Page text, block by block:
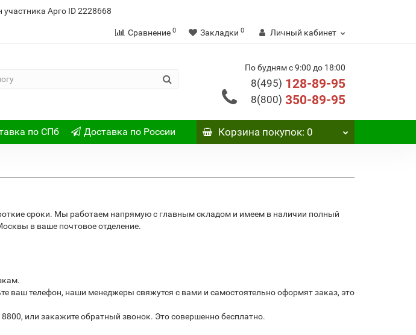
участника Арго ID 2228668
Сравнение 0 Закладки 0 Личный кабинет
По будням с 9:00 до 18:00
8(495) 128-89-95
8(800) 350-89-95
по СПб Доставка по России Корзинапокупок: 0
сроки. Мы работаем напрямую с главным складом и имеем в наличии полный
в ваше почтовое отделение.
ваш телефон, наши менеджеры свяжутся с вами и самостоятельно оформят заказ, это
или закажите обратный звонок. Это совершенно бесплатно.